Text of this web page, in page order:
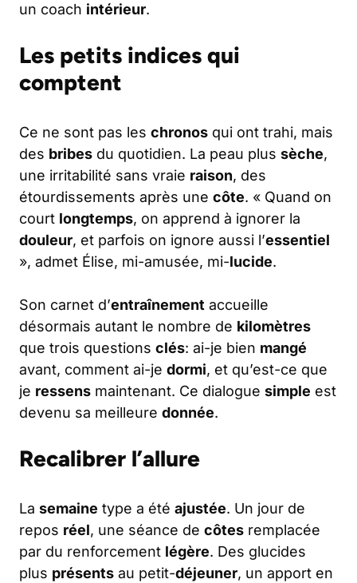
un coach intérieur.
Les petits indices qui
comptent
Ce ne sont pas les chronos qui ont trahi, mais
des bribes du quotidien. La peau plus sèche,
une irritabilité sans vraie raison, des
étourdissements après une côte. « Quand on
court longtemps, on apprend à ignorer la
douleur, et parfois on ignore aussi l’essentiel
», admet Élise, mi-amusée, mi-lucide.
Son carnet d’entraînement accueille
désormais autant le nombre de kilomètres
que trois questions clés: ai-je bien mangé
avant, comment ai-je dormi, et qu’est-ce que
je ressens maintenant. Ce dialogue simple est
devenu sa meilleure donnée.
Recalibrer l’allure
La semaine type a été ajustée. Un jour de
repos réel, une séance de côtes remplacée
par du renforcement légère. Des glucides
plus présents au petit-déjeuner, un apport en